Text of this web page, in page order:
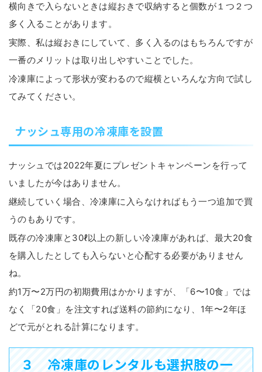
横向きで入らないときは縦おきで収納すると個数が１つ２つ
多く入ることがあります。
実際、私は縦おきにしていて、多く入るのはもちろんですが
一番のメリットは取り出しやすいことでした。
冷凍庫によって形状が変わるので縦横といろんな方向で試し
てみてください。
ナッシュ専用の冷凍庫を設置
ナッシュでは2022年夏にプレゼントキャンペーンを行って
いましたが今はありません。
継続していく場合、冷凍庫に入らなければもう一つ追加で買
うのもありです。
既存の冷凍庫と30ℓ以上の新しい冷凍庫があれば、最大20食
を購入したとしても入らないと心配する必要がありません
ね。
約1万〜2万円の初期費用はかかりますが、「6〜10食」では
なく「20食」を注文すれば送料の節約になり、1年〜2年ほ
どで元がとれる計算になります。
３ 冷凍庫のレンタルも選択肢の一